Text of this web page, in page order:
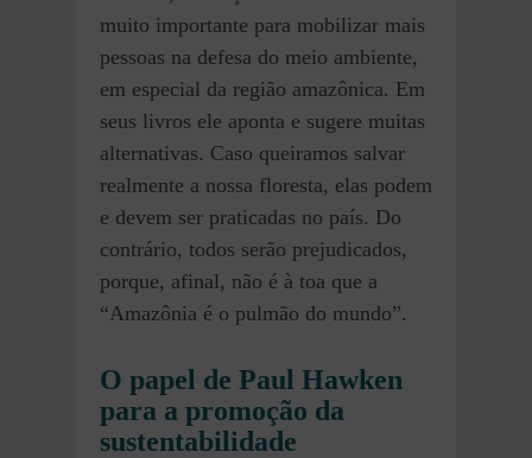
muito importante para mobilizar mais
pessoas na defesa do meio ambiente,
em especial da região amazônica. Em
seus livros ele aponta e sugere muitas
alternativas. Caso queiramos salvar
realmente a nossa floresta, elas podem
e devem ser praticadas no país. Do
contrário, todos serão prejudicados,
porque, afinal, não é à toa que a
“Amazônia é o pulmão do mundo”.
O papel de Paul Hawken
para a promoção da
sustentabilidade